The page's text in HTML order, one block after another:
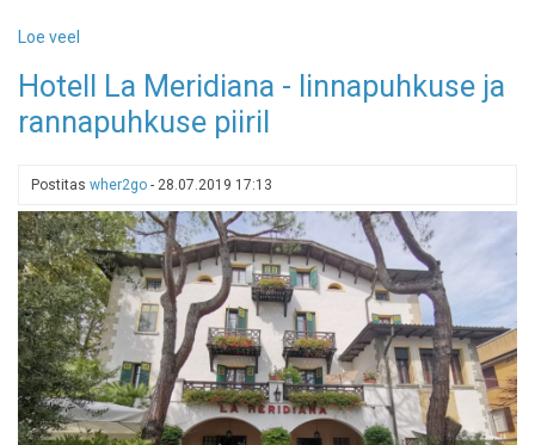
Loe veel
Jardin
-
selline
Helsingi
südalinna
butiik
Hotell La Meridiana - linnapuhkuse ja
rannapuhkuse piiril
Postitas wher2go - 28.07.2019 17:13